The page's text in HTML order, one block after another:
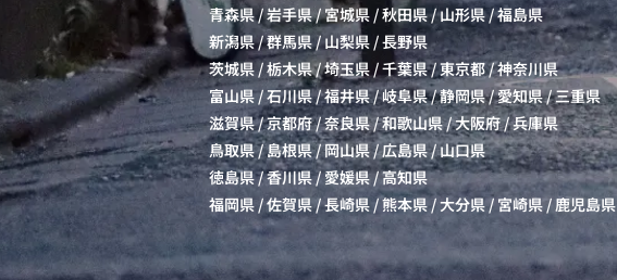
青森県/岩手県/宮城県 /秋田県/山形県/福島県
新潟県/群馬県/山梨県 /長野県
茨城県/栃木県/埼玉県 /千葉県/東京都/神奈川県
富山県/石川県/福井県/岐阜県/静岡県/愛知県/三重県
滋賀県/京都府/奈良県/和歌山県/大阪府/兵庫県
鳥取県/島根県/岡山県/広島県/山口県
徳島県/香川県/愛媛県/高知県
福岡県 /佐賀県/長崎県 /熊本県 /大分県/ 宮崎県/鹿児島県